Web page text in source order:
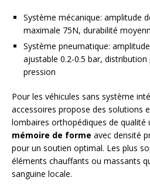
Système mécanique: amplitude
maximale 75N, durabilité
Système pneumatique:
ajustable 0.2-0.5 bar,
pression
Pour les véhicules sans système
accessoires propose des solutions
lombaires orthopédiques de qualité
mémoire de forme avec densité
pour un soutien optimal. Les plus
éléments chauffants ou massants
sanguine locale.